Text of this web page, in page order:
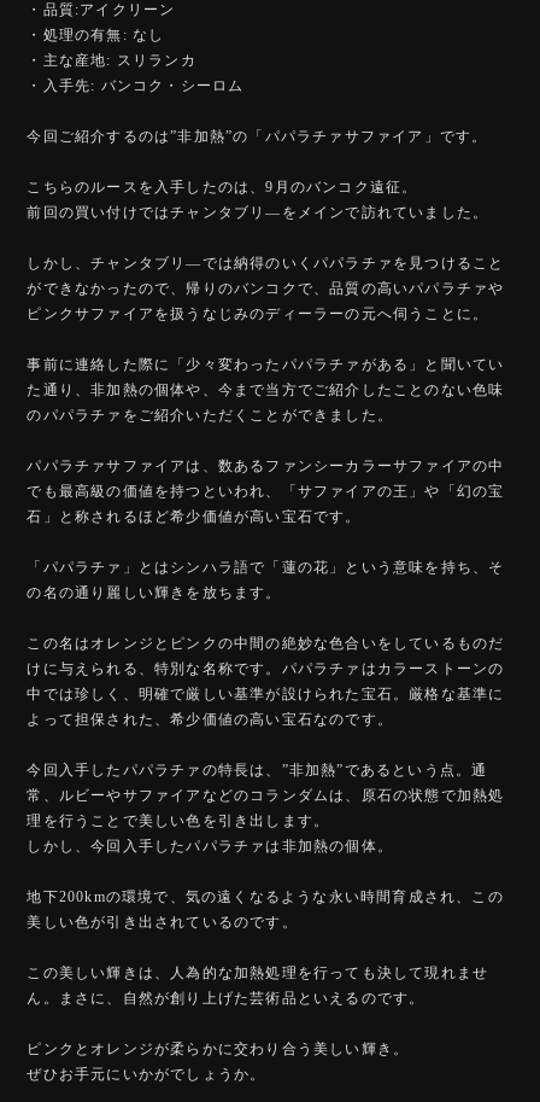
・品質:アイクリーン
・処理の有無: なし
・主な産地: スリランカ
・入手先: バンコク・シーロム
今回ご紹介するのは”非加熱”の「パパラチァサファイア」です。
こちらのルースを入手したのは、9月のバンコク遠征。
前回の買い付けではチャンタブリ―をメインで訪れていました。
しかし、チャンタブリ―では納得のいくパパラチァを見つけること
ができなかったので、帰りのバンコクで、品質の高いパパラチァや
ピンクサファイアを扱うなじみのディーラーの元へ伺うことに。
事前に連絡した際に「少々変わったパパラチァがある」と聞いてい
た通り、非加熱の個体や、今まで当方でご紹介したことのない色味
のパパラチァをご紹介いただくことができました。
パパラチァサファイアは、数あるファンシーカラーサファイアの中
でも最高級の価値を持つといわれ、「サファイアの王」や「幻の宝
石」と称されるほど希少価値が高い宝石です。
「パパラチァ」とはシンハラ語で「蓮の花」という意味を持ち、そ
の名の通り麗しい輝きを放ちます。
この名はオレンジとピンクの中間の絶妙な色合いをしているものだ
けに与えられる、特別な名称です。パパラチァはカラーストーンの
中では珍しく、明確で厳しい基準が設けられた宝石。厳格な基準に
よって担保された、希少価値の高い宝石なのです。
今回入手したパパラチァの特長は、”非加熱”であるという点。通
常、ルビーやサファイアなどのコランダムは、原石の状態で加熱処
理を行うことで美しい色を引き出します。
しかし、今回入手したパパラチァは非加熱の個体。
地下200kmの環境で、気の遠くなるような永い時間育成され、この
美しい色が引き出されているのです。
この美しい輝きは、人為的な加熱処理を行っても決して現れませ
ん。まさに、自然が創り上げた芸術品といえるのです。
ピンクとオレンジが柔らかに交わり合う美しい輝き。
ぜひお手元にいかがでしょうか。